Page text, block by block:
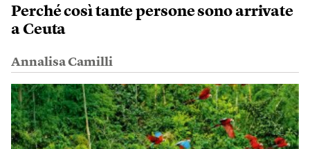
Perché così tante persone sono arrivate
a Ceuta
Annalisa Camilli